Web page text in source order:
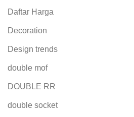
Daftar Harga
Decoration
Design trends
double mof
DOUBLE RR
double socket